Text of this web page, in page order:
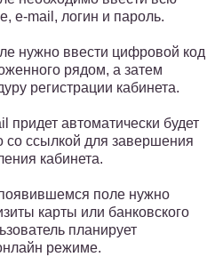
e-mail, логин и пароль.
нужно ввести цифровой код
рядом, а затем
регистрации кабинета.
придет автоматически будет
со ссылкой для завершения
кабинета.
поле нужно
карты или банковского
планирует
режиме.